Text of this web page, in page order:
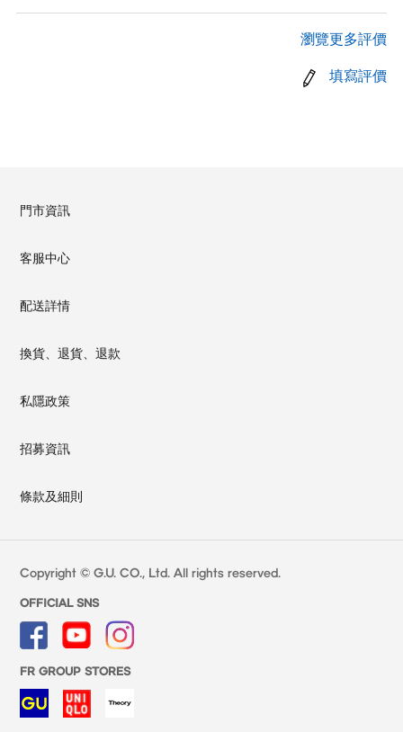
瀏覽更多評價
填寫評價
門市資訊
客服中心
配送詳情
換貨、退貨、退款
私隱政策
招募資訊
條款及細則
Copyright © G.U. CO., Ltd. All rights reserved.
OFFICIAL SNS
FR GROUP STORES